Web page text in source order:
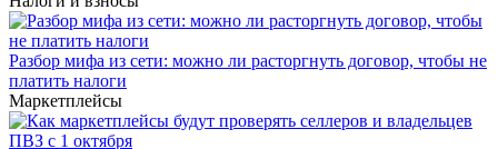
Разбор мифа из сети: можно ли расторгнуть договор, чтобы не
платить налоги
Маркетплейсы